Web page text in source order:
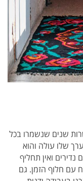
שנים שנשמרו בכל
שלו עולה והוא
ואין תחליף
עם חלוף הזמן. גם